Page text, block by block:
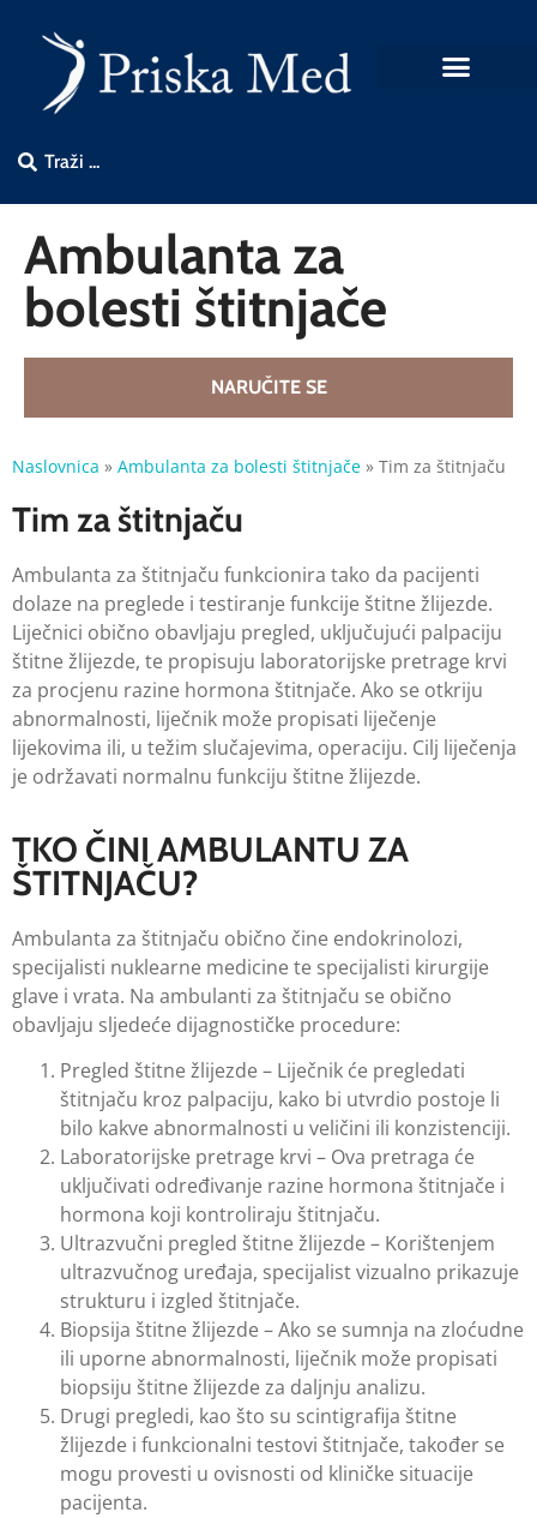
Ambulanta za
bolesti štitnjače
NARUČITE SE
Naslovnica » Ambulanta za bolesti štitnjače » Tim za štitnjaču
Tim za štitnjaču
Ambulanta za štitnjaču funkcionira tako da pacijenti
dolaze na preglede i testiranje funkcije štitne žlijezde.
Liječnici obično obavljaju pregled, uključujući palpaciju
štitne žlijezde, te propisuju laboratorijske pretrage krvi
za procjenu razine hormona štitnjače. Ako se otkriju
abnormalnosti, liječnik može propisati liječenje
lijekovima ili, u težim slučajevima, operaciju. Cilj liječenja
je održavati normalnu funkciju štitne žlijezde.
TKO ČINI AMBULANTU ZA
ŠTITNJAČU?
Ambulanta za štitnjaču obično čine endokrinolozi,
specijalisti nuklearne medicine te specijalisti kirurgije
glave i vrata. Na ambulanti za štitnjaču se obično
obavljaju sljedeće dijagnostičke procedure:
Pregled štitne žlijezde – Liječnik će pregledati
štitnjaču kroz palpaciju, kako bi utvrdio postoje li
bilo kakve abnormalnosti u veličini ili konzistenciji.
Laboratorijske pretrage krvi – Ova pretraga će
uključivati određivanje razine hormona štitnjače i
hormona koji kontroliraju štitnjaču.
Ultrazvučni pregled štitne žlijezde – Korištenjem
ultrazvučnog uređaja, specijalist vizualno prikazuje
strukturu i izgled štitnjače.
Biopsija štitne žlijezde – Ako se sumnja na zloćudne
ili uporne abnormalnosti, liječnik može propisati
biopsiju štitne žlijezde za daljnju analizu.
Drugi pregledi, kao što su scintigrafija štitne
žlijezde i funkcionalni testovi štitnjače, također se
mogu provesti u ovisnosti od kliničke situacije
pacijenta.